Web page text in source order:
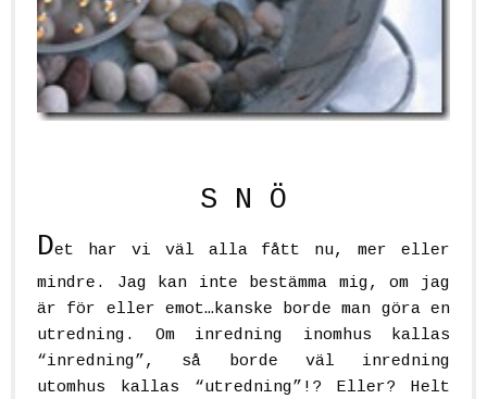
S N Ö
Det har vi väl alla fått nu, mer eller
mindre. Jag kan inte bestämma mig, om jag
är för eller emot…kanske borde man göra en
utredning. Om inredning inomhus kallas
“inredning”, så borde väl inredning
utomhus kallas “utredning”!? Eller? Helt